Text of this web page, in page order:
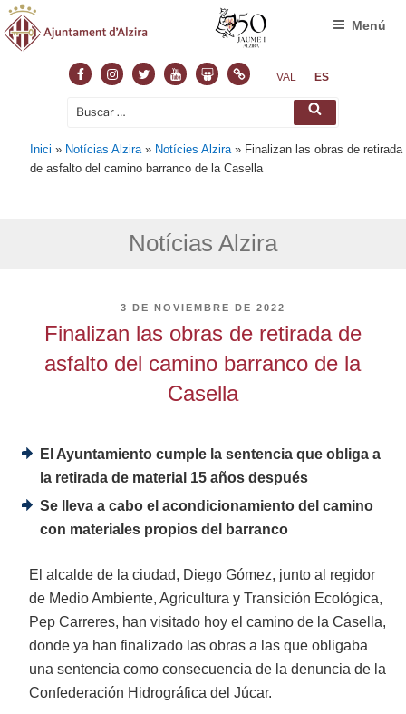
FacebookInstagram
TwitterYoutubeSlideshare
NormasVAL ES
Buscar
Buscar
Menú
Inici » Notícias Alzira » Notícies Alzira » Finalizan las obras de retirada
de asfalto del camino barranco de la Casella
Notícias Alzira
PUBLICADO
3 DE NOVIEMBRE DE 2022
Finalizan las obras de retirada de
asfalto del camino barranco de la
Casella
El Ayuntamiento cumple la sentencia que obliga a
la retirada de material 15 años después
Se lleva a cabo el acondicionamiento del camino
con materiales propios del barranco
El alcalde de la ciudad, Diego Gómez, junto al regidor
de Medio Ambiente, Agricultura y Transición Ecológica,
Pep Carreres, han visitado hoy el camino de la Casella,
donde ya han finalizado las obras a las que obligaba
una sentencia como consecuencia de la denuncia de la
Confederación Hidrográfica del Júcar.